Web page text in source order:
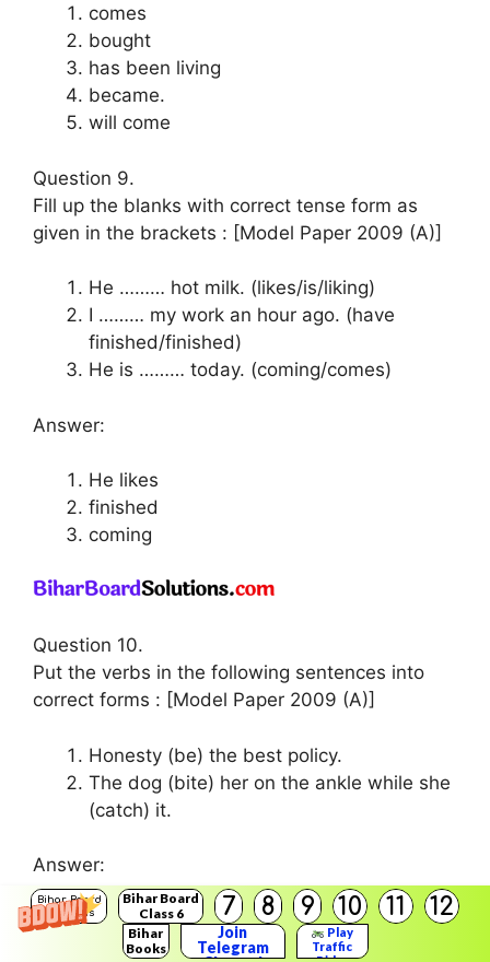
Bihar Board
Solutions
Bihar Board
Class 6
7 8 9 10 11 12
Bihar
Books
Join
Telegram
Play
Traffic
comes
bought
has been living
became.
will come
Question 9.
Fill up the blanks with correct tense form as
given in the brackets : [Model Paper 2009 (A)]
He ……… hot milk. (likes/is/liking)
I ……… my work an hour ago. (have
finished/finished)
He is ……… today. (coming/comes)
Answer:
He likes
finished
coming
Question 10.
Put the verbs in the following sentences into
correct forms : [Model Paper 2009 (A)]
Honesty (be) the best policy.
The dog (bite) her on the ankle while she
(catch) it.
Answer:
is
bit catching